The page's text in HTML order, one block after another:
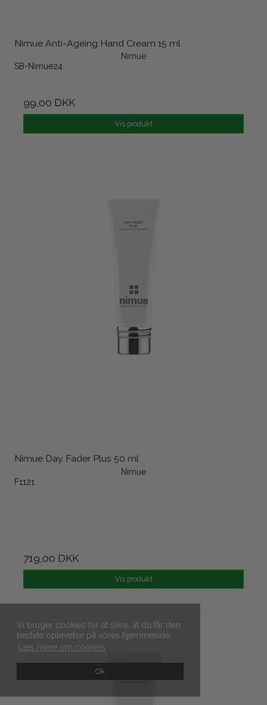
Vi bruger cookies for at sikre, at du får den
bedste oplevelse på vores hjemmeside.
Læs mere om cookies
Ok
Nimue Anti-Ageing Hand Cream 15 ml
Nimue
SB-Nimue24
99,00 DKK
Vis produkt
Nimue Day Fader Plus 50 ml
Nimue
F1121
719,00 DKK
Vis produkt